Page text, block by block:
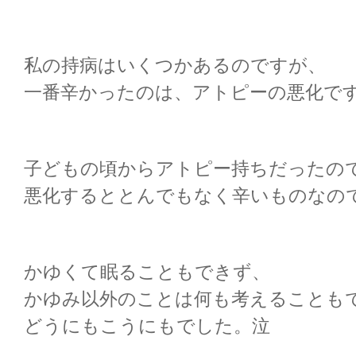
私の持病はいくつかあるのですが、
一番辛かったのは、アトピーの悪化で
子どもの頃からアトピー持ちだったの
悪化するととんでもなく辛いものなの
かゆくて眠ることもできず、
かゆみ以外のことは何も考えることも
どうにもこうにもでした。泣